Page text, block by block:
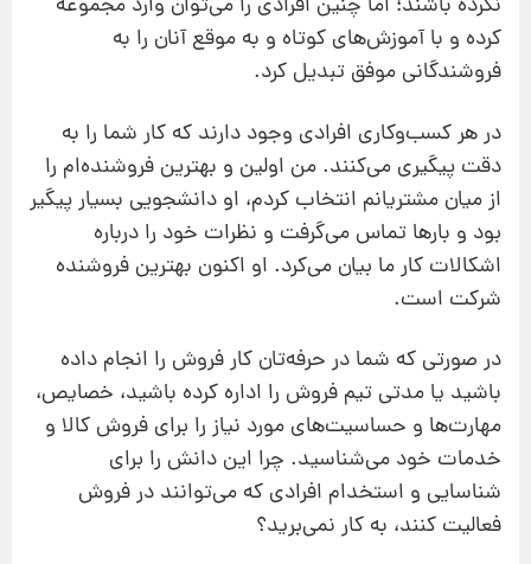
نکرده باشند؛ اما چنین افرادی را می‌توان وارد مجموعه
كرده و با آموزش‌های کوتاه و به موقع آنان را به
فروشندگانی موفق تبدیل کرد.
در هر کسب‌و‌کاری افرادی وجود دارند که کار شما را به
دقت پیگیری می‌کنند. من اولین و بهترین فروشنده‌ام را
از میان مشتریانم انتخاب کردم، او دانشجویی بسیار پیگیر
بود و بارها تماس می‌گرفت و نظرات خود را درباره
اشکالات کار ما بیان می‌کرد. او اکنون بهترین فروشنده
شرکت است.
در صورتی که شما در حرفه‌تان کار فروش را انجام داده
باشید یا مدتی تیم فروش را اداره کرده باشید، خصایص،
مهارت‌ها و حساسیت‌های مورد نیاز را برای فروش کالا و
خدمات خود می‌شناسید. چرا این دانش را برای
شناسایی و استخدام افرادی که می‌توانند در فروش
فعالیت کنند، به کار نمی‌برید؟